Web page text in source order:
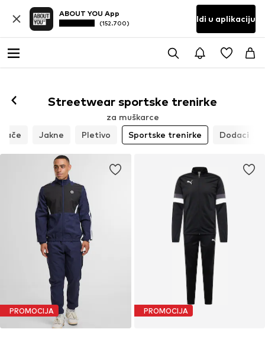
ABOUT YOU App
(152.700) Idi u aplikaciju
Streetwear sportske trenirke
za muškarce
Jakne Pletivo Sportske trenirke Dodaci
PROMOCIJA PROMOCIJA